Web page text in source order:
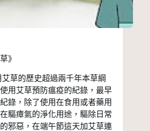
》
草的歷史超過兩千年本草綱
用艾草預防瘟疫的紀錄，最早
錄，除了使用在食用或者藥用
驅瘴氣的淨化用途，驅除日常
邪惡，在端午節這天加艾草連